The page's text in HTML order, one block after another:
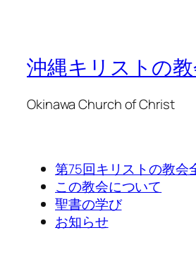
沖縄キリストの
Okinawa Church of Christ
第75回キリストの教会
この教会について
聖書の学び
お知らせ